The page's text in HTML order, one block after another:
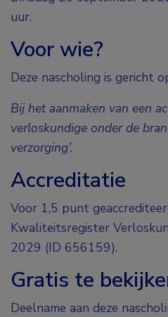
uur.
Voor wie?
Deze nascholing is gericht
Bij het aanmaken van een
verloskundige onder de
verzorging’.
Accreditatie
Voor 1,5 punt
Kwaliteitsregister
2029 (ID 656159).
Gratis te
Deelname aan deze